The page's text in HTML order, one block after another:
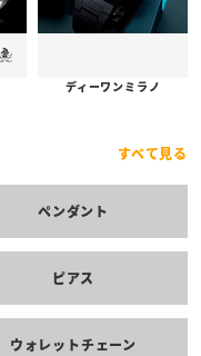
ディーワンミラノ
すべて見る
ペンダント
ピアス
ウォレットチェーン